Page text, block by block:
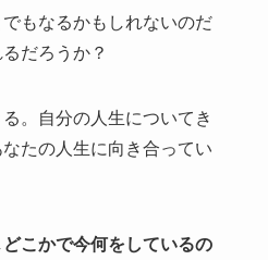
もなるかもしれないのだ
だろうか？
。自分の人生についてき
たの人生に向き合ってい
どこかで今何をしているの